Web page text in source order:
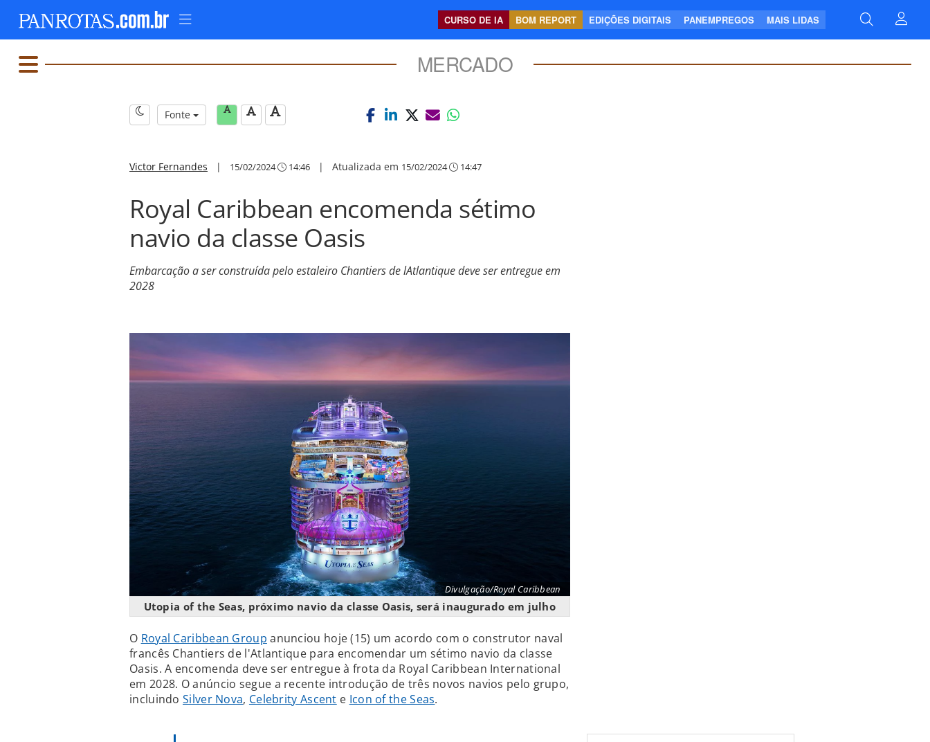
CURSO DE IA BOM REPORT EDIÇÕES DIGITAIS PANEMPREGOS MAIS LIDAS
MERCADO
Fonte
Victor Fernandes | 15/02/2024 14:46 | Atualizada em 15/02/2024 14:47
Royal Caribbean encomenda sétimo
navio da classe Oasis
Embarcação a ser construída pelo estaleiro Chantiers de lAtlantique deve ser entregue em
2028
Divulgação/Royal Caribbean
Utopia of the Seas, próximo navio da classe Oasis, será inaugurado em julho
O Royal Caribbean Group anunciou hoje (15) um acordo com o construtor naval
francês Chantiers de l'Atlantique para encomendar um sétimo navio da classe
Oasis. A encomenda deve ser entregue à frota da Royal Caribbean International
em 2028. O anúncio segue a recente introdução de três novos navios pelo grupo,
incluindo Silver Nova, Celebrity Ascent e Icon of the Seas.